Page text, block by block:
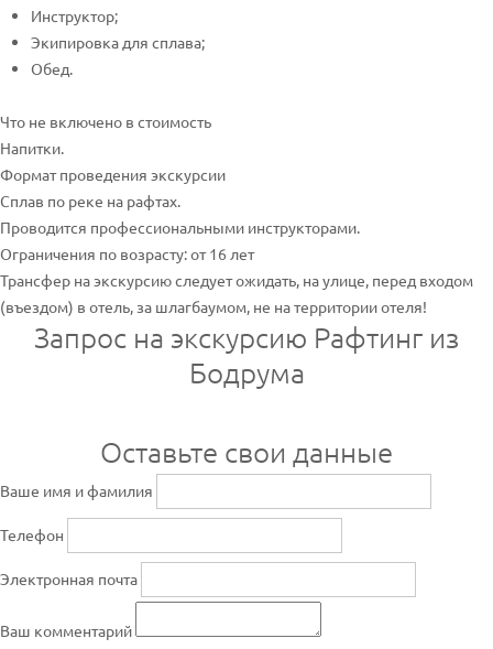
Инструктор;
Экипировка для сплава;
Обед.
Что не включено в стоимость
Напитки.
Формат проведения экскурсии
Сплав по реке на рафтах.
Проводится профессиональными инструкторами.
Ограничения по возрасту: от 16 лет
Трансфер на экскурсию следует ожидать, на улице, перед входом
(въездом) в отель, за шлагбаумом, не на территории отеля!
Запрос на экскурсию Рафтинг из
Бодрума
Оставьте свои данные
Ваше имя и фамилия
Телефон
Электронная почта
Ваш комментарий